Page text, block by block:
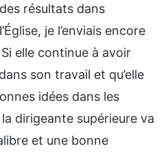
résultats dans
je l’enviais encore
elle continue à avoir
son travail et qu’elle
idées dans les
dirigeante supérieure va
et une bonne